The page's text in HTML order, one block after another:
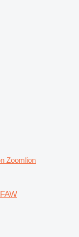
Zoomlion